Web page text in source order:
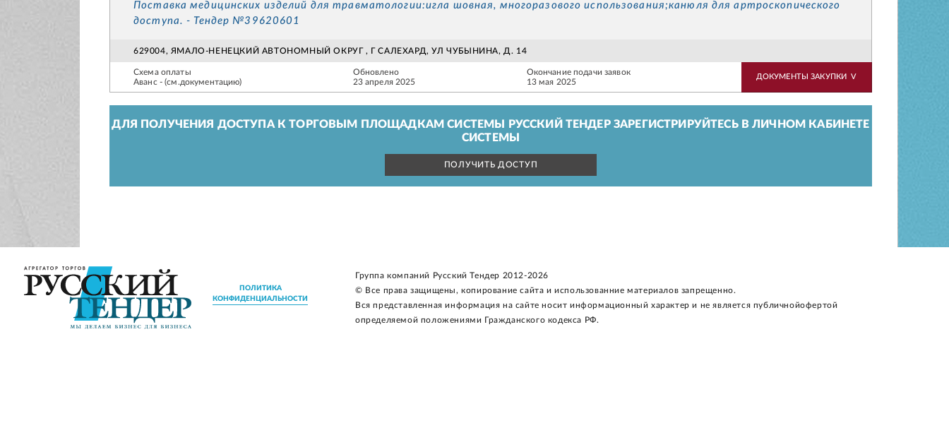
Поставка медицинских изделий для травматологии:игла шовная, многоразового использования;канюля для артроскопического
доступа. - Тендер №39620601
629004, ЯМАЛО-НЕНЕЦКИЙ АВТОНОМНЫЙ ОКРУГ , Г САЛЕХАРД, УЛ ЧУБЫНИНА, Д. 14
Схема оплаты
Аванс - (см.документацию)
Обновлено
23 апреля 2025
Окончание подачи заявок
13 мая 2025
ДОКУМЕНТЫ ЗАКУПКИ V
ДЛЯ ПОЛУЧЕНИЯ ДОСТУПА К ТОРГОВЫМ ПЛОЩАДКАМ СИСТЕМЫ РУССКИЙ ТЕНДЕР ЗАРЕГИСТРИРУЙТЕСЬ В ЛИЧНОМ КАБИНЕТЕ
СИСТЕМЫ
ПОЛУЧИТЬ ДОСТУП
ПОЛИТИКА
КОНФИДЕНЦИАЛЬНОСТИ
Группа компаний Русский Тендер 2012-2026
© Все права защищены, копирование сайта и использованние материалов запрещенно.
Вся представленная информация на сайте носит информационный характер и не является публичнойофертой
определяемой положениями Гражданского кодекса РФ.